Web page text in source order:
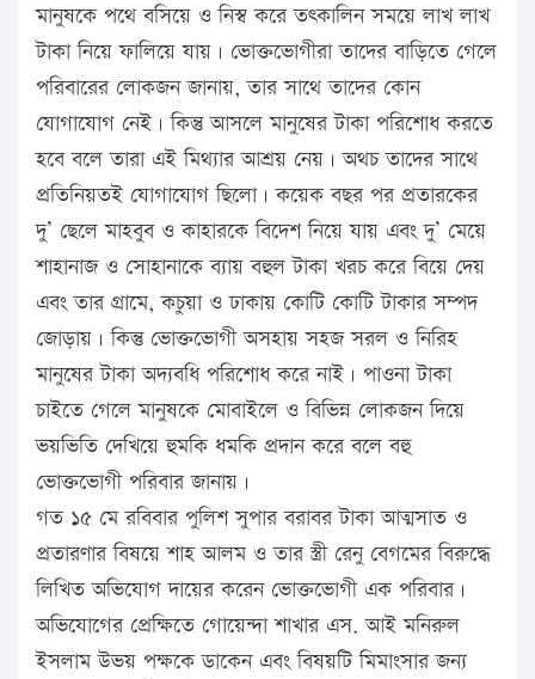
মানুষকে পথে বসিয়ে ও নিস্ব করে তৎকালিন সময়ে লাখ লাখ
টাকা নিয়ে ফালিয়ে যায়। ভোক্তভোগীরা তাদের বাড়িতে গেলে
পরিবারের লোকজন জানায়, তার সাথে তাদের কোন
যোগাযোগ নেই। কিন্তু আসলে মানুষের টাকা পরিশোধ করতে
হবে বলে তারা এই মিথ্যার আশ্রয় নেয়। অথচ তাদের সাথে
প্রতিনিয়তই যোগাযোগ ছিলো। কয়েক বছর পর প্রতারকের
দু’ ছেলে মাহবুব ও কাহারকে বিদেশ নিয়ে যায় এবং দু’ মেয়ে
শাহানাজ ও সোহানাকে ব্যায় বহুল টাকা খরচ করে বিয়ে দেয়
এবং তার গ্রামে, কচুয়া ও ঢাকায় কোটি কোটি টাকার সম্পদ
জোড়ায়। কিন্তু ভোক্তভোগী অসহায় সহজ সরল ও নিরিহ
মানুষের টাকা অদ্যবধি পরিশোধ করে নাই। পাওনা টাকা
চাইতে গেলে মানুষকে মোবাইলে ও বিভিন্ন লোকজন দিয়ে
ভয়ভিতি দেখিয়ে হুমকি ধমকি প্রদান করে বলে বহু
ভোক্তভোগী পরিবার জানায়।
গত ১৫ মে রবিবার পুলিশ সুপার বরাবর টাকা আত্মসাত ও
প্রতারণার বিষয়ে শাহ আলম ও তার স্ত্রী রেনু বেগমের বিরুদ্ধে
লিখিত অভিযোগ দায়ের করেন ভোক্তভোগী এক পরিবার।
অভিযোগের প্রেক্ষিতে গোয়েন্দা শাখার এস. আই মনিরুল
ইসলাম উভয় পক্ষকে ডাকেন এবং বিষয়টি মিমাংসার জন্য